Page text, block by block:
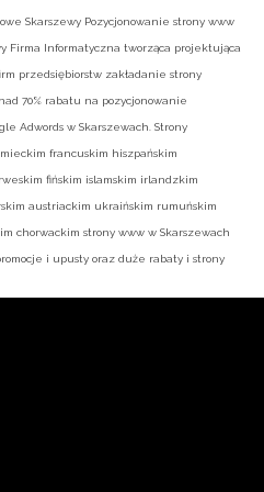
Skarszewy Pozycjonowanie strony www
Firma Informatyczna tworząca projektująca
przedsiębiorstw zakładanie strony
70% rabatu na pozycjonowanie
Adwords w Skarszewach. Strony
francuskim hiszpańskim
fińskim islamskim irlandzkim
austriackim ukraińskim rumuńskim
chorwackim strony www w Skarszewach
i upusty oraz duże rabaty i strony